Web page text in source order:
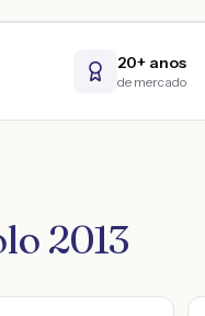
20+ anos
de mercado
2013